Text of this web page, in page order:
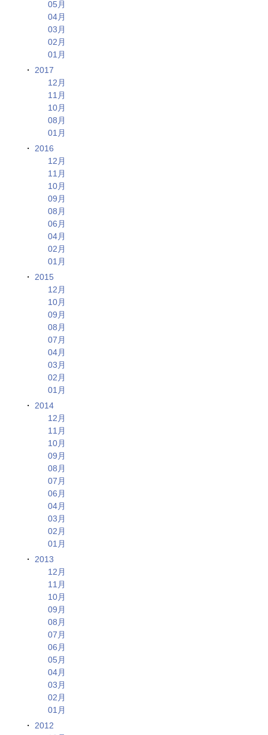
05月
04月
03月
02月
01月
2017
12月
11月
10月
08月
01月
2016
12月
11月
10月
09月
08月
06月
04月
02月
01月
2015
12月
10月
09月
08月
07月
04月
03月
02月
01月
2014
12月
11月
10月
09月
08月
07月
06月
04月
03月
02月
01月
2013
12月
11月
10月
09月
08月
07月
06月
05月
04月
03月
02月
01月
2012